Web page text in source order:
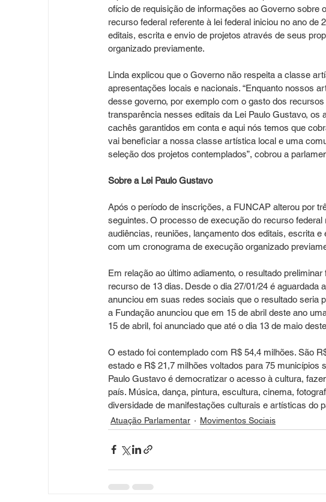
ofício de requisição de informações ao Governo
recurso federal referente à lei federal iniciou no ano
editais, escrita e envio de projetos através de seus
organizado previamente.
Linda explicou que o Governo não respeita a classe
apresentações locais e nacionais. “Enquanto nossos
desse governo, por exemplo com o gasto dos
transparência nesses editais da Lei Paulo Gustavo,
cachês garantidos em conta e aqui nós temos que
vai beneficiar a nossa classe artística local e uma
seleção dos projetos contemplados”, cobrou a
Sobre a Lei Paulo Gustavo
Após o período de inscrições, a FUNCAP alterou por
seguintes. O processo de execução do recurso
audiências, reuniões, lançamento dos editais, escrita
com um cronograma de execução organizado
Em relação ao último adiamento, o resultado
recurso de 13 dias. Desde o dia 27/01/24 é aguardada
anunciou em suas redes sociais que o resultado seria
a Fundação anunciou que em 15 de abril deste ano
15 de abril, foi anunciado que até o dia 13 de maio
O estado foi contemplado com R$ 54,4 milhões. São
estado e R$ 21,7 milhões voltados para 75 municípios
Paulo Gustavo é democratizar o acesso à cultura,
país. Música, dança, pintura, escultura, cinema,
diversidade de manifestações culturais e artísticas do
Atuação Parlamentar Movimentos Sociais